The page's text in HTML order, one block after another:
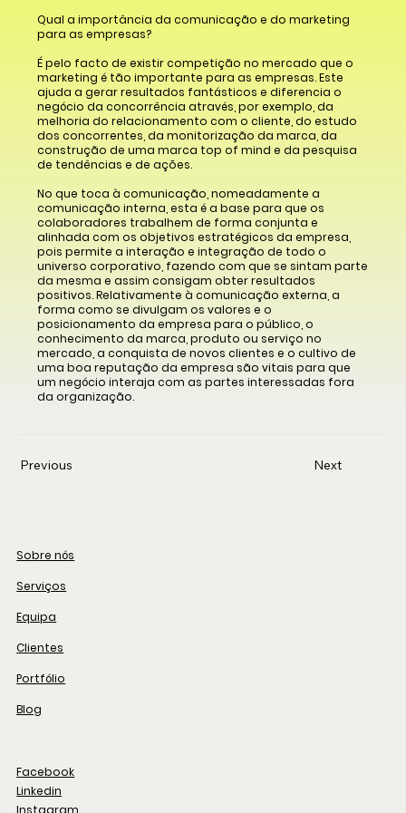
Qual a importância da comunicação e do marketing
para as empresas?
É pelo facto de existir competição no mercado que o
marketing é tão importante para as empresas. Este
ajuda a gerar resultados fantásticos e diferencia o
negócio da concorrência através, por exemplo, da
melhoria do relacionamento com o cliente, do estudo
dos concorrentes, da monitorização da marca, da
construção de uma marca top of mind e da pesquisa
de tendências e de ações.
No que toca à comunicação, nomeadamente a
comunicação interna, esta é a base para que os
colaboradores trabalhem de forma conjunta e
alinhada com os objetivos estratégicos da empresa,
pois permite a interação e integração de todo o
universo corporativo, fazendo com que se sintam parte
da mesma e assim consigam obter resultados
positivos. Relativamente à comunicação externa, a
forma como se divulgam os valores e o
posicionamento da empresa para o público, o
conhecimento da marca, produto ou serviço no
mercado, a conquista de novos clientes e o cultivo de
uma boa reputação da empresa são vitais para que
um negócio interaja com as partes interessadas fora
da organização.
Previous Next
Sobre nós
Serviços
Equipa
Clientes
Portfólio
Blog
Facebook
Linkedin
Instagram